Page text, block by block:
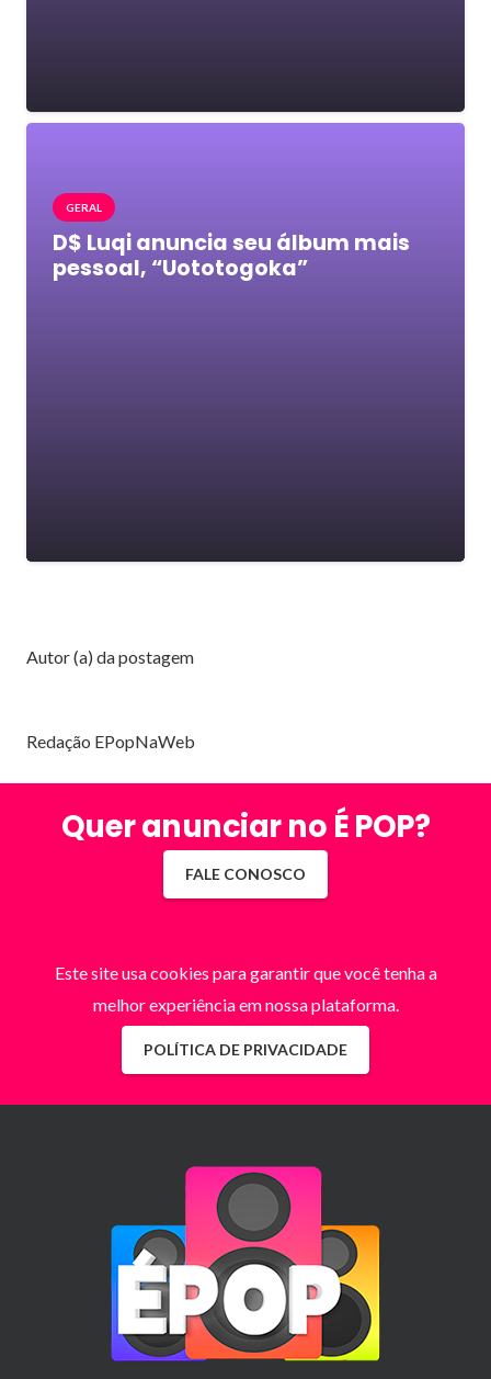
GERAL
D$ Luqi anuncia seu álbum mais
pessoal, “Uototogoka”
Autor (a) da postagem
Redação EPopNaWeb
Quer anunciar no É POP?
FALE CONOSCO
Este site usa cookies para garantir que você tenha a
melhor experiência em nossa plataforma.
POLÍTICA DE PRIVACIDADE